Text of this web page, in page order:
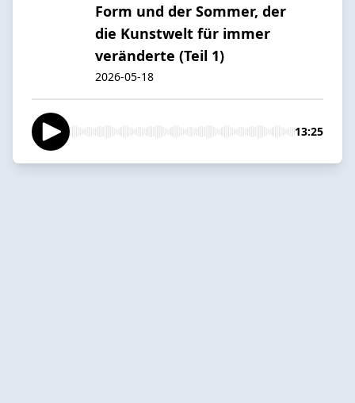
Form und der Sommer, der
die Kunstwelt für immer
veränderte (Teil 1)
2026-05-18
13:25